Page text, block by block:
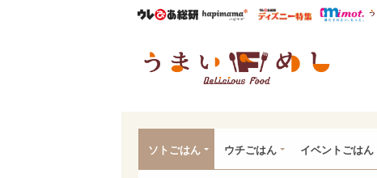
ウレぴあ総研ハピママ* ウレぴあ
ソトごはん ウチごはん イベントごはん